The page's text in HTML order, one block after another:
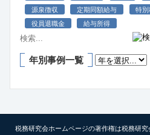
源泉徴収
定期同額給与 特
役員退職金
給与所得
年別事例一覧
税務研究会ホームページの著作権は税務研究